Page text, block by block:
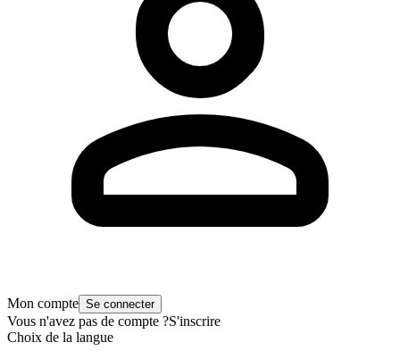
Mon compte Se connecter
Vous n'avez pas de compte ?S'inscrire
Choix de la langue